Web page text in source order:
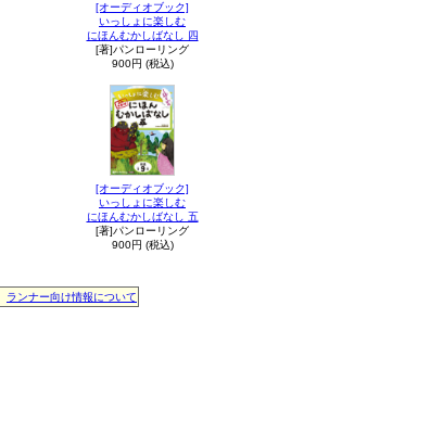
[オーディオブック]
いっしょに楽しむ
にほんむかしばなし 四
[著]パンローリング
900円 (税込)
[オーディオブック]
いっしょに楽しむ
にほんむかしばなし 五
[著]パンローリング
900円 (税込)
ランナー向け情報について